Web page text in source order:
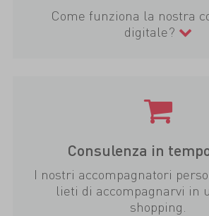
Come funziona la nostra
digitale?
Consulenza in
I nostri accompagnatori
lieti di accompagnarvi in
shopping.